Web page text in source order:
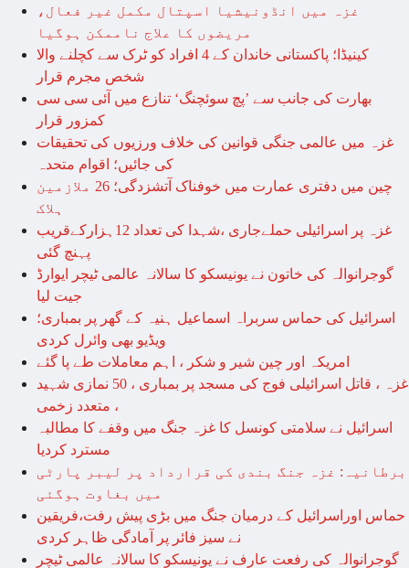
غزہ میں انڈونیشیا اسپتال مکمل غیر فعال،
مریضوں کا علاج ناممکن ہوگیا
کینیڈا؛ پاکستانی خاندان کے 4 افراد کو ٹرک سے کچلنے والا
شخص مجرم قرار
بھارت کی جانب سے ’پچ سوئچنگ‘ تنازع میں آئی سی سی
کمزور قرار
غزہ میں عالمی جنگی قوانین کی خلاف ورزیوں کی تحقیقات
کی جائیں؛ اقوام متحدہ
چین میں دفتری عمارت میں خوفناک آتشزدگی؛ 26 ملازمین
ہلاک
غزہ پر اسرائیلی حملےجاری ،شہدا کی تعداد 12ہزارکےقریب
پہنچ گئی
گوجرانوالہ کی خاتون نے یونیسکو کا سالانہ عالمی ٹیچر ایوارڈ
جیت لیا
اسرائیل کی حماس سربراہ اسماعیل ہنیہ کے گھر پر بمباری؛
ویڈیو بھی وائرل کردی
امریکہ اور چین شیر و شکر ، اہم معاملات طے پا گئے
غزہ ، قاتل اسرائیلی فوج کی مسجد پر بمباری ، 50 نمازی شہید
، متعدد زخمی
اسرائیل نے سلامتی کونسل کا غزہ جنگ میں وقفے کا مطالبہ
مسترد کردیا
برطانیہ: غزہ جنگ بندی کی قرارداد پر لیبر پارٹی
میں بغاوت ہوگئی
حماس اوراسرائیل کے درمیان جنگ میں بڑی پیش رفت،فریقین
نے سیز فائر پر آمادگی ظاہر کردی
گوجرانوالہ کی رفعت عارف نے یونیسکو کا سالانہ عالمی ٹیچر